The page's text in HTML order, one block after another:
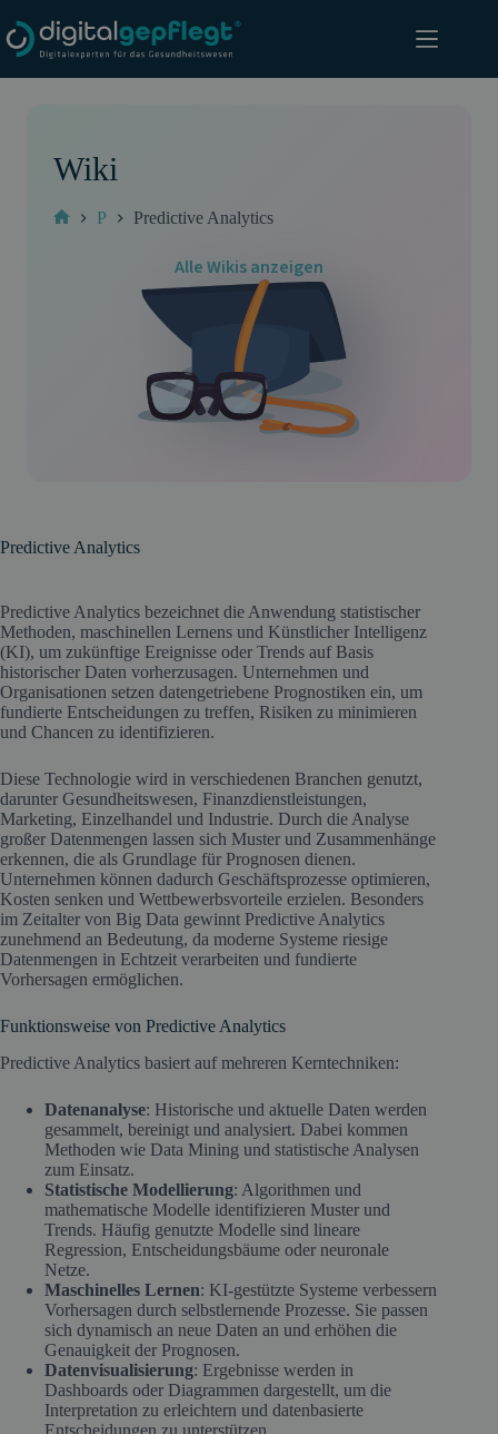
Inhalt
springen
Wiki
P Predictive Analytics
Alle Wikis anzeigen
Predictive Analytics
Predictive Analytics bezeichnet die Anwendung statistischer
Methoden, maschinellen Lernens und Künstlicher Intelligenz
(KI), um zukünftige Ereignisse oder Trends auf Basis
historischer Daten vorherzusagen. Unternehmen und
Organisationen setzen datengetriebene Prognostiken ein, um
fundierte Entscheidungen zu treffen, Risiken zu minimieren
und Chancen zu identifizieren.
Diese Technologie wird in verschiedenen Branchen genutzt,
darunter Gesundheitswesen, Finanzdienstleistungen,
Marketing, Einzelhandel und Industrie. Durch die Analyse
großer Datenmengen lassen sich Muster und Zusammenhänge
erkennen, die als Grundlage für Prognosen dienen.
Unternehmen können dadurch Geschäftsprozesse optimieren,
Kosten senken und Wettbewerbsvorteile erzielen. Besonders
im Zeitalter von Big Data gewinnt Predictive Analytics
zunehmend an Bedeutung, da moderne Systeme riesige
Datenmengen in Echtzeit verarbeiten und fundierte
Vorhersagen ermöglichen.
Funktionsweise von Predictive Analytics
Predictive Analytics basiert auf mehreren Kerntechniken:
Datenanalyse: Historische und aktuelle Daten werden
gesammelt, bereinigt und analysiert. Dabei kommen
Methoden wie Data Mining und statistische Analysen
zum Einsatz.
Statistische Modellierung: Algorithmen und
mathematische Modelle identifizieren Muster und
Trends. Häufig genutzte Modelle sind lineare
Regression, Entscheidungsbäume oder neuronale
Netze.
Maschinelles Lernen: KI-gestützte Systeme verbessern
Vorhersagen durch selbstlernende Prozesse. Sie passen
sich dynamisch an neue Daten an und erhöhen die
Genauigkeit der Prognosen.
Datenvisualisierung: Ergebnisse werden in
Dashboards oder Diagrammen dargestellt, um die
Interpretation zu erleichtern und datenbasierte
Entscheidungen zu unterstützen.